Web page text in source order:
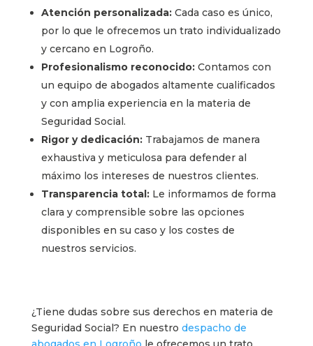
Atención personalizada:Cada caso es único,
por lo que le ofrecemos un trato individualizado
y cercano en Logroño.
Profesionalismo reconocido:Contamos con
un equipo de abogados altamente cualificados
y con amplia experiencia en la materia de
Seguridad Social.
Rigor y dedicación:Trabajamos de manera
exhaustiva y meticulosa para defender al
máximo los intereses de nuestros clientes.
Transparencia total:Le informamos de forma
clara y comprensible sobre las opciones
disponibles en su caso y los costes de
nuestros servicios.
¿Tiene dudas sobre sus derechos en materia de
Seguridad Social? En nuestro despacho de